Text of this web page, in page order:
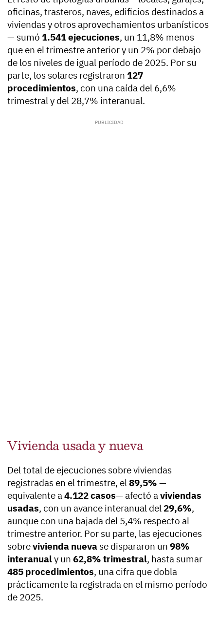
oficinas, trasteros, naves, edificios destinados a
viviendas y otros aprovechamientos urbanísticos
— sumó 1.541 ejecuciones, un 11,8% menos
que en el trimestre anterior y un 2% por debajo
de los niveles de igual período de 2025. Por su
parte, los solares registraron 127
procedimientos, con una caída del 6,6%
trimestral y del 28,7% interanual.
Vivienda usada y nueva
Del total de ejecuciones sobre viviendas
registradas en el trimestre, el89,5% —
equivalente a4.122 casos— afectó aviviendas
usadas, con un avance interanual del 29,6%,
aunque con una bajada del 5,4% respecto al
trimestre anterior. Por su parte, las ejecuciones
sobrevivienda nueva se dispararon un 98%
interanualy un 62,8% trimestral, hasta sumar
485 procedimientos, una cifra que dobla
prácticamente la registrada en el mismo período
de 2025.